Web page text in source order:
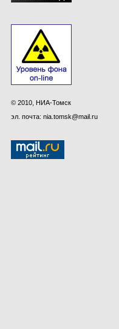
© 2010, НИА-Томск
эл. почта: nia.tomsk@mail.ru